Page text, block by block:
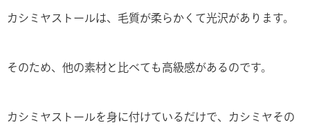
カシミヤストールは、毛質が柔らかくて光沢があります。
そのため、他の素材と比べても高級感があるのです。
カシミヤストールを身に付けているだけで、カシミヤその